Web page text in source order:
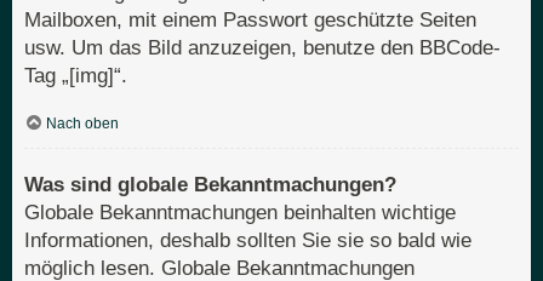
Mailboxen, mit einem Passwort geschützte Seiten
usw. Um das Bild anzuzeigen, benutze den BBCode-
Tag „[img]“.
Nach oben
Was sind globale Bekanntmachungen?
Globale Bekanntmachungen beinhalten wichtige
Informationen, deshalb sollten Sie sie so bald wie
möglich lesen. Globale Bekanntmachungen